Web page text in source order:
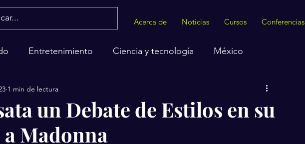
Acerca de Noticias Cursos Conferencias
Entretenimiento Ciencia y tecnología México
un Debate de Estilos en su
Madonna
1 min de lectura